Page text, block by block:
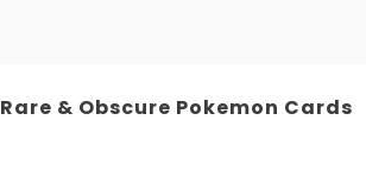
Rare & Obscure Pokemon Cards